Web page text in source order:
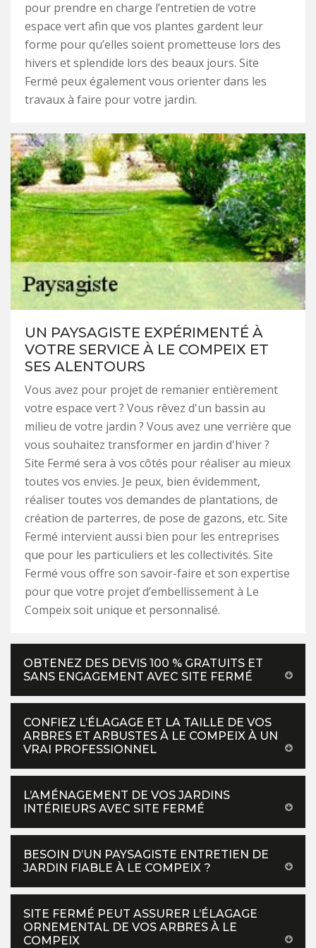
pour prendre en charge l’entretien de votre
espace vert afin que vos plantes gardent leur
forme pour qu’elles soient prometteuse lors des
hivers et splendide lors des beaux jours. Site
Fermé peux également vous orienter dans les
travaux à faire pour votre jardin.
UN PAYSAGISTE EXPÉRIMENTÉ À
VOTRE SERVICE À LE COMPEIX ET
SES ALENTOURS
Vous avez pour projet de remanier entièrement
votre espace vert ? Vous rêvez d'un bassin au
milieu de votre jardin ? Vous avez une verrière que
vous souhaitez transformer en jardin d'hiver ?
Site Fermé sera à vos côtés pour réaliser au mieux
toutes vos envies. Je peux, bien évidemment,
réaliser toutes vos demandes de plantations, de
création de parterres, de pose de gazons, etc. Site
Fermé intervient aussi bien pour les entreprises
que pour les particuliers et les collectivités. Site
Fermé vous offre son savoir-faire et son expertise
pour que votre projet d’embellissement à Le
Compeix soit unique et personnalisé.
OBTENEZ DES DEVIS 100 % GRATUITS ET
SANS ENGAGEMENT AVEC SITE FERMÉ
CONFIEZ L’ÉLAGAGE ET LA TAILLE DE VOS
ARBRES ET ARBUSTES À LE COMPEIX À UN
VRAI PROFESSIONNEL
L’AMÉNAGEMENT DE VOS JARDINS
INTÉRIEURS AVEC SITE FERMÉ
BESOIN D’UN PAYSAGISTE ENTRETIEN DE
JARDIN FIABLE À LE COMPEIX ?
SITE FERMÉ PEUT ASSURER L’ÉLAGAGE
ORNEMENTAL DE VOS ARBRES À LE
COMPEIX